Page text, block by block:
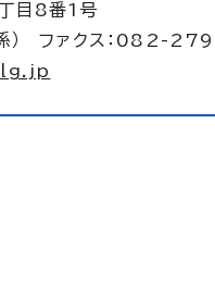
目8番1号
） ファクス：082-